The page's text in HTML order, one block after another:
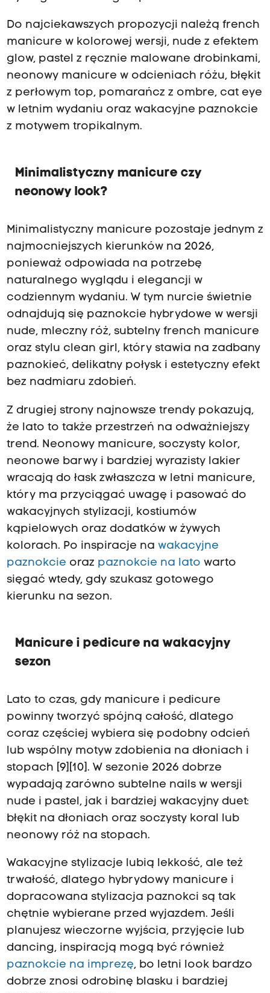
Do najciekawszych propozycji należą french
manicure w kolorowej wersji, nude z efektem
glow, pastel z ręcznie malowane drobinkami,
neonowy manicure w odcieniach różu, błękit
z perłowym top, pomarańcz z ombre, cat eye
w letnim wydaniu oraz wakacyjne paznokcie
z motywem tropikalnym.
Minimalistyczny manicure czy
neonowy look?
Minimalistyczny manicure pozostaje jednym z
najmocniejszych kierunków na 2026,
ponieważ odpowiada na potrzebę
naturalnego wyglądu i elegancji w
codziennym wydaniu. W tym nurcie świetnie
odnajdują się paznokcie hybrydowe w wersji
nude, mleczny róż, subtelny french manicure
oraz stylu clean girl, który stawia na zadbany
paznokieć, delikatny połysk i estetyczny efekt
bez nadmiaru zdobień.
Z drugiej strony najnowsze trendy pokazują,
że lato to także przestrzeń na odważniejszy
trend. Neonowy manicure, soczysty kolor,
neonowe barwy i bardziej wyrazisty lakier
wracają do łask zwłaszcza w letni manicure,
który ma przyciągać uwagę i pasować do
wakacyjnych stylizacji, kostiumów
kąpielowych oraz dodatków w żywych
kolorach. Po inspiracje na wakacyjne
paznokcie oraz paznokcie na lato warto
sięgać wtedy, gdy szukasz gotowego
kierunku na sezon.
Manicure i pedicure na wakacyjny
sezon
Lato to czas, gdy manicure i pedicure
powinny tworzyć spójną całość, dlatego
coraz częściej wybiera się podobny odcień
lub wspólny motyw zdobienia na dłoniach i
stopach [9][10]. W sezonie 2026 dobrze
wypadają zarówno subtelne nails w wersji
nude i pastel, jak i bardziej wakacyjny duet:
błękit na dłoniach oraz soczysty koral lub
neonowy róż na stopach.
Wakacyjne stylizacje lubią lekkość, ale też
trwałość, dlatego hybrydowy manicure i
dopracowana stylizacja paznokci są tak
chętnie wybierane przed wyjazdem. Jeśli
planujesz wieczorne wyjścia, przyjęcie lub
dancing, inspiracją mogą być również
paznokcie na imprezę, bo letni look bardzo
dobrze znosi odrobinę blasku i bardziej